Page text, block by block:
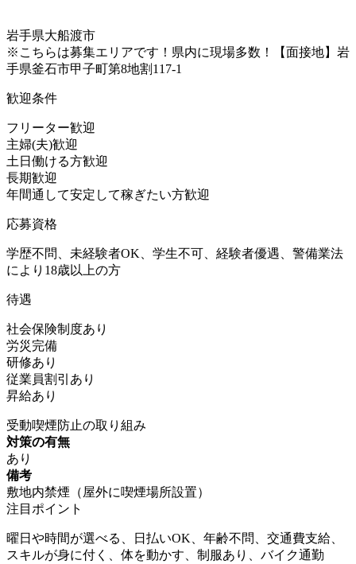
岩手県大船渡市
※こちらは募集エリアです！県内に現場多数！【面接地】岩
手県釜石市甲子町第8地割117-1
歓迎条件
フリーター歓迎
主婦(夫)歓迎
土日働ける方歓迎
長期歓迎
年間通して安定して稼ぎたい方歓迎
応募資格
学歴不問、未経験者OK、学生不可、経験者優遇、警備業法
により18歳以上の方
待遇
社会保険制度あり
労災完備
研修あり
従業員割引あり
昇給あり
受動喫煙防止の取り組み
対策の有無
あり
備考
敷地内禁煙（屋外に喫煙場所設置）
注目ポイント
曜日や時間が選べる、日払いOK、年齢不問、交通費支給、
スキルが身に付く、体を動かす、制服あり、バイク通勤